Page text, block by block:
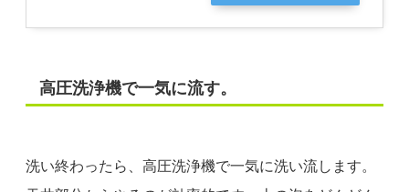
高圧洗浄機で一気に流す。
洗い終わったら、高圧洗浄機で一気に洗い流します。